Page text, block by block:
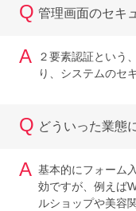
Q 管理画面のセキ
A
２要素認証という
り、システムのセ
Q どういった業態
A 基本的にフォーム
効ですが、例えば
ルショップや美容